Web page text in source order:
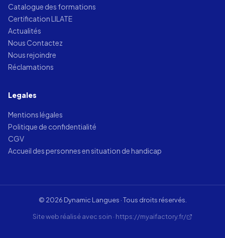
Catalogue des formations
Certification LILATE
Actualités
Nous Contactez
Nous rejoindre
Réclamations
Legales
Mentions légales
Politique de confidentialité
CGV
Accueil des personnes en situation de handicap
© 2026 Dynamic Langues · Tous droits réservés.
Site web réalisé avec soin · https://myaifactory.fr/